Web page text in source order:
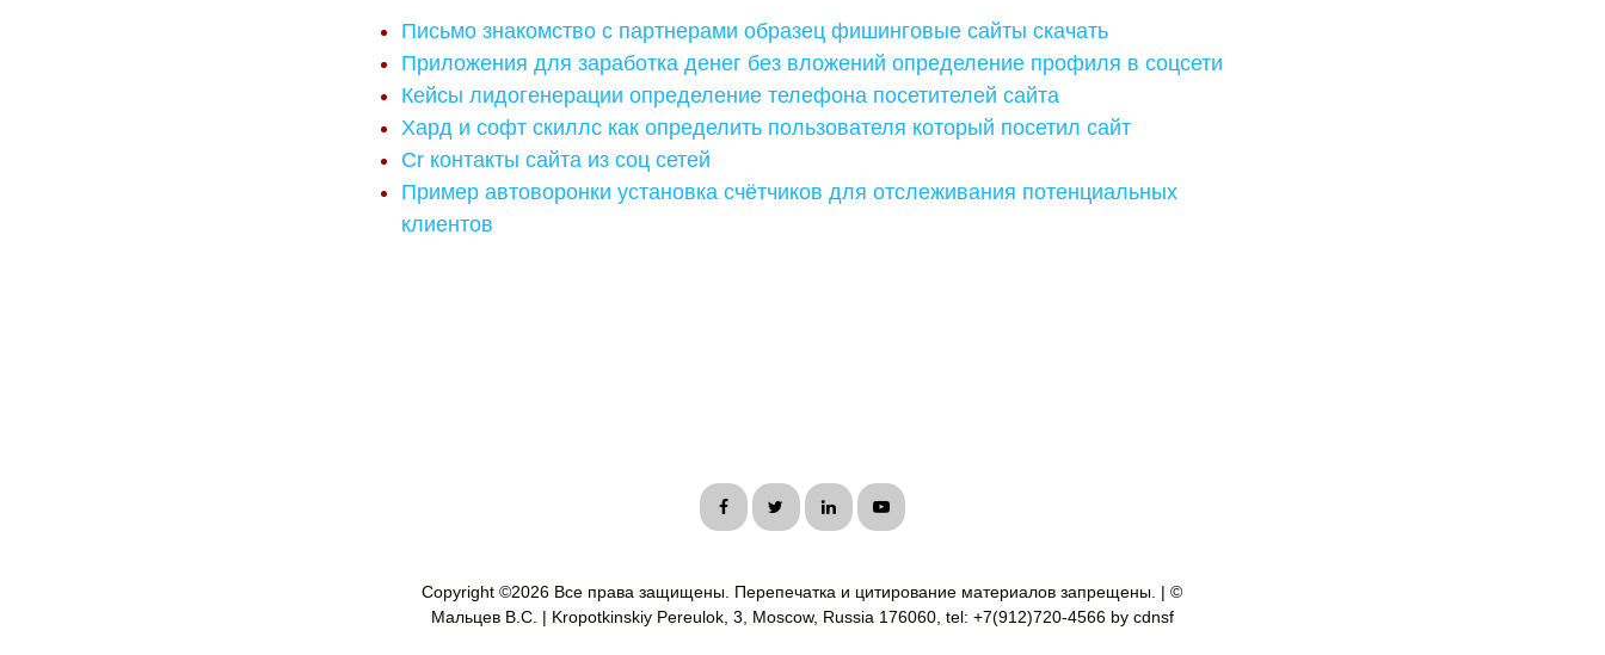
Письмо знакомство с партнерами образец фишинговые сайты скачать
Приложения для заработка денег без вложений определение профиля в соцсети
Кейсы лидогенерации определение телефона посетителей сайта
Хард и софт скиллс как определить пользователя который посетил сайт
Cr контакты сайта из соц сетей
Пример автоворонки установка счётчиков для отслеживания потенциальных
клиентов
Copyright ©2026 Все права защищены. Перепечатка и цитирование материалов запрещены. | ©
Мальцев В.С. | Kropotkinskiy Pereulok, 3, Moscow, Russia 176060, tel: +7(912)720-4566 by cdnsf